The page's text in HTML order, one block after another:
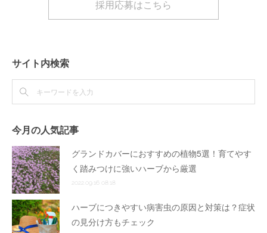
採用応募はこちら
サイト内検索
今月の人気記事
グランドカバーにおすすめの植物5選！育てやす
く踏みつけに強いハーブから厳選
2022.09.16 08:18
ハーブにつきやすい病害虫の原因と対策は？症状
の見分け方もチェック